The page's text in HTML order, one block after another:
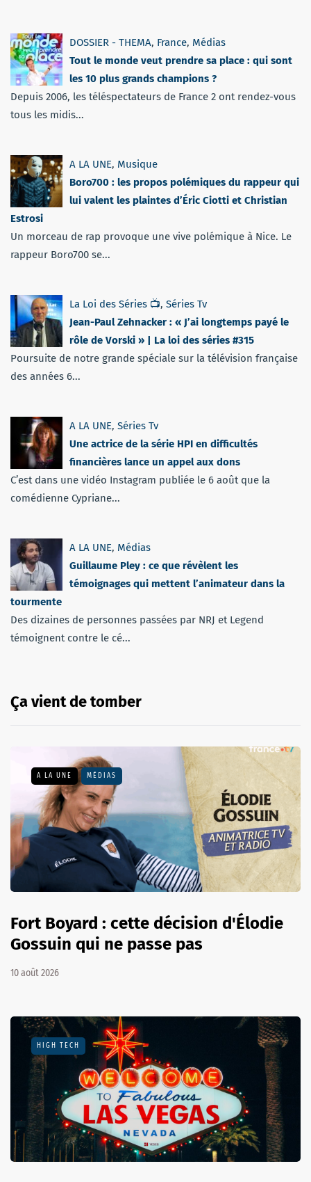
DOSSIER - THEMA, France, Médias
Tout le monde veut prendre sa place : qui sont
les 10 plus grands champions ?
Depuis 2006, les téléspectateurs de France 2 ont rendez-vous
tous les midis...
A LA UNE, Musique
Boro700 : les propos polémiques du rappeur qui
lui valent les plaintes d’Éric Ciotti et Christian
Estrosi
Un morceau de rap provoque une vive polémique à Nice. Le
rappeur Boro700 se...
La Loi des Séries 📺, Séries Tv
Jean-Paul Zehnacker : « J’ai longtemps payé le
rôle de Vorski » | La loi des séries #315
Poursuite de notre grande spéciale sur la télévision française
des années 6...
A LA UNE, Séries Tv
Une actrice de la série HPI en difficultés
financières lance un appel aux dons
C’est dans une vidéo Instagram publiée le 6 août que la
comédienne Cypriane...
A LA UNE, Médias
Guillaume Pley : ce que révèlent les
témoignages qui mettent l’animateur dans la
tourmente
Des dizaines de personnes passées par NRJ et Legend
témoignent contre le cé...
Ça vient de tomber
A LA UNE MÉDIAS
Fort Boyard : cette décision d'Élodie
Gossuin qui ne passe pas
10 août 2026
HIGH TECH